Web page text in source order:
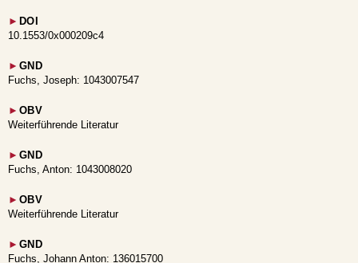
► DOI
10.1553/0x000209c4
► GND
Fuchs, Joseph: 1043007547
► OBV
Weiterführende Literatur
► GND
Fuchs, Anton: 1043008020
► OBV
Weiterführende Literatur
► GND
Fuchs, Johann Anton: 136015700